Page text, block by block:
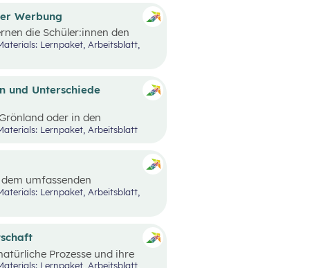
und Unterschiede
oder in den
und Unterschiede gibt es?
und oft sehr
diese Lebensbereiche
leben.
Lernpaket, Arbeitsblatt
Werbung
die Schüler:innen den
kennen.
umfassenden
Black Stories– kurze
von Armut und
Fokus auf Armut und damit
Prozesse und ihre
Wirtschaft behandelt.